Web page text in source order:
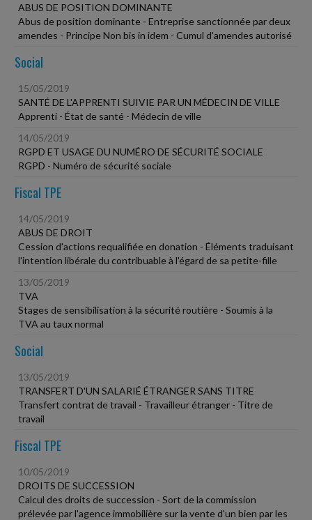
ABUS DE POSITION DOMINANTE
Abus de position dominante - Entreprise sanctionnée par deux
amendes - Principe Non bis in idem - Cumul d'amendes autorisé
Social
15/05/2019
SANTÉ DE L'APPRENTI SUIVIE PAR UN MÉDECIN DE VILLE
Apprenti - État de santé - Médecin de ville
14/05/2019
RGPD ET USAGE DU NUMÉRO DE SÉCURITÉ SOCIALE
RGPD - Numéro de sécurité sociale
Fiscal TPE
14/05/2019
ABUS DE DROIT
Cession d'actions requalifiée en donation - Éléments traduisant
l'intention libérale du contribuable à l'égard de sa petite-fille
13/05/2019
TVA
Stages de sensibilisation à la sécurité routière - Soumis à la
TVA au taux normal
Social
13/05/2019
TRANSFERT D'UN SALARIÉ ÉTRANGER SANS TITRE
Transfert contrat de travail - Travailleur étranger - Titre de
travail
Fiscal TPE
10/05/2019
DROITS DE SUCCESSION
Calcul des droits de succession - Sort de la commission
prélevée par l'agence immobilière sur la vente d'un bien par les